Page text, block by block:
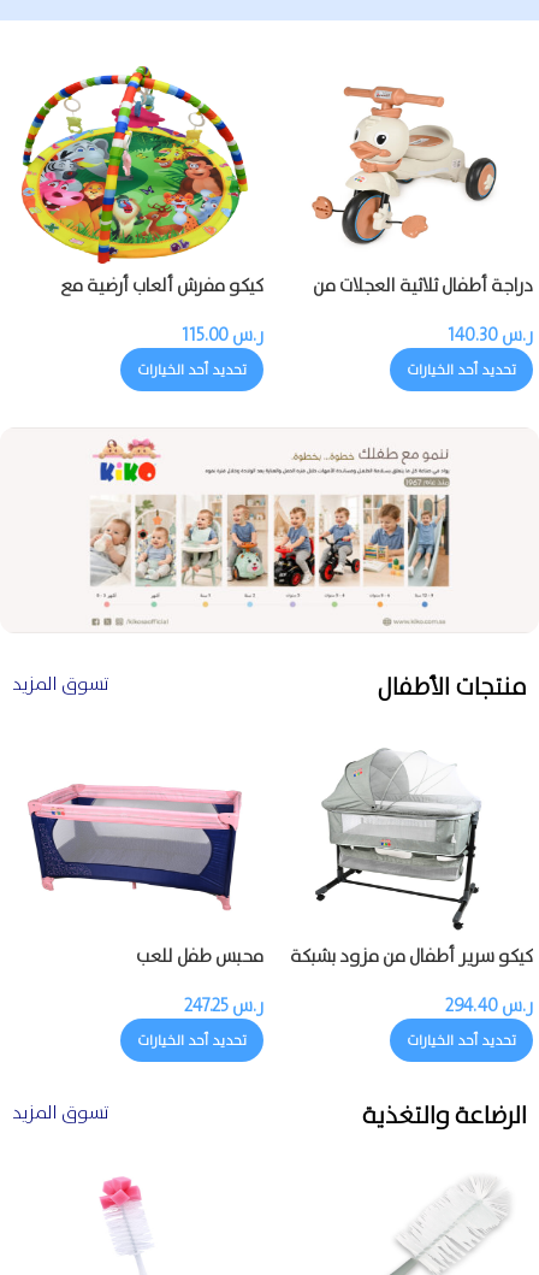
دراجة أطفال ثلاثية العجلات من
ر.س
تحديد أحد الخيارات
كيكو مفرش ألعاب أرضية مع
ر.س
تحديد أحد الخيارات
منتجات الأطفال تسوق المزيد
كيكو سرير أطفال من مزود بشبكة
ر.س
تحديد أحد الخيارات
محبس طفل للعب
ر.س
تحديد أحد الخيارات
الرضاعة والتغذية تسوق المزيد